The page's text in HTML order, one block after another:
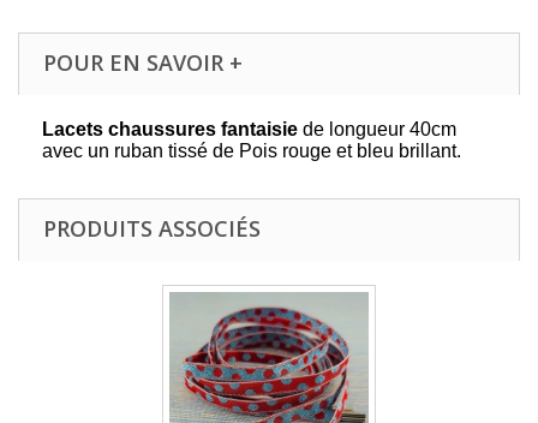
POUR EN SAVOIR +
Lacets chaussures fantaisie de longueur 40cm
avec un ruban tissé de Pois rouge et bleu brillant.
PRODUITS ASSOCIÉS